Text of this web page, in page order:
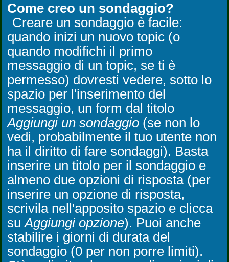
Come creo un sondaggio?
Creare un sondaggio è facile:
quando inizi un nuovo topic (o
quando modifichi il primo
messaggio di un topic, se ti è
permesso) dovresti vedere, sotto lo
spazio per l'inserimento del
messaggio, un form dal titolo
Aggiungi un sondaggio (se non lo
vedi, probabilmente il tuo utente non
ha il diritto di fare sondaggi). Basta
inserire un titolo per il sondaggio e
almeno due opzioni di risposta (per
inserire un opzione di risposta,
scrivila nell'apposito spazio e clicca
suAggiungi opzione). Puoi anche
stabilire i giorni di durata del
sondaggio (0 per non porre limiti).